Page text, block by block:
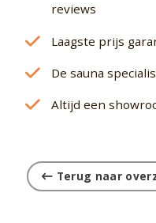
reviews
Laagste prijs
De sauna
Altijd een
Terug naar